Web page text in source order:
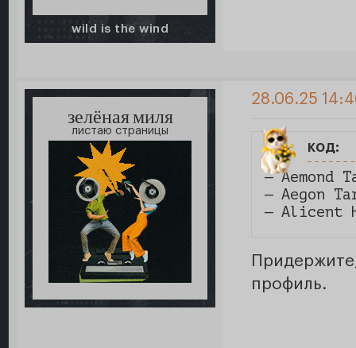
wild is the wind
зелёная миля
листаю страницы
28.06.25
код:
— Aemond
— Aegon
профиль.